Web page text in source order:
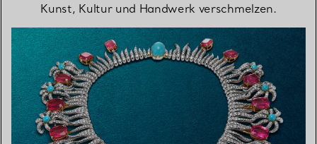
Kunst, Kultur und Handwerk verschmelzen.